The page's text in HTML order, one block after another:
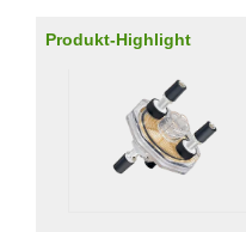
Produkt-Highlight